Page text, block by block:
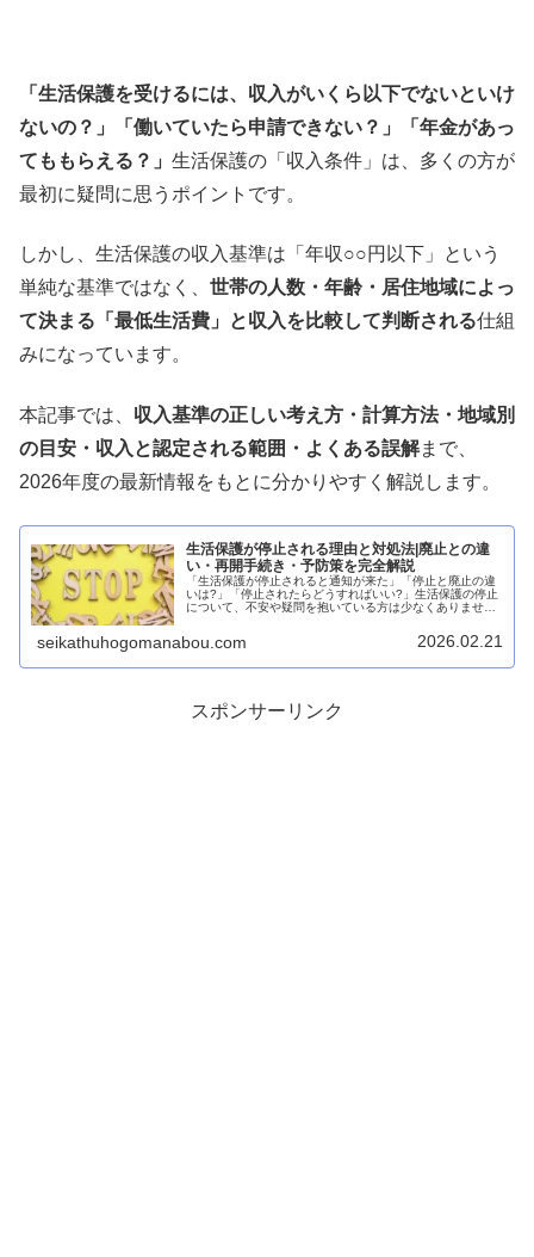
「生活保護を受けるには、収入がいくら以下でないといけ
ないの？」「働いていたら申請できない？」「年金があっ
てももらえる？」 生活保護の「収入条件」は、多くの方が
最初に疑問に思うポイントです。
しかし、生活保護の収入基準は「年収○○円以下」という
単純な基準ではなく、 世帯の人数・年齢・居住地域によっ
て決まる「最低生活費」と収入を比較して判断される仕組
みになっています。
本記事では、 収入基準の正しい考え方・計算方法・地域別
の目安・収入と認定される範囲・よくある誤解まで、
2026年度の最新情報をもとに分かりやすく解説します。
生活保護が停止される理由と対処法|廃止との違
い・再開手続き・予防策を完全解説
「生活保護が停止されると通知が来た」「停止と廃止の違
いは?」「停止されたらどうすればいい?」生活保護の停止
について、不安や疑問を抱いている方は少なくありませ
seikathuhogomanabou.com 2026.02.21
スポンサーリンク